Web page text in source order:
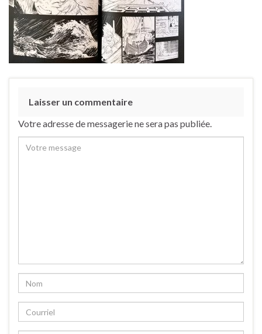
Laisser un commentaire
Votre adresse de messagerie ne sera pas publiée.